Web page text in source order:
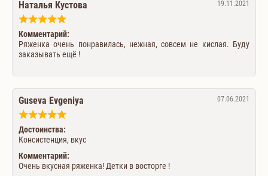
19.11.2021
Наталья Кустова
Комментарий:
Ряженка очень понравилась, нежная, совсем не кислая. Буду
заказывать ещё !
07.06.2021
Guseva Evgeniya
Достоинства:
Консистенция, вкус
Комментарий:
Очень вкусная ряженка! Детки в восторге !